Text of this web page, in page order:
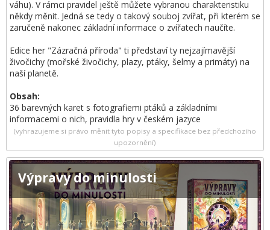
váhu). V rámci pravidel ještě můžete vybranou charakteristiku
někdy měnit. Jedná se tedy o takový souboj zvířat, při kterém se
zaručeně nakonec základní informace o zvířatech naučíte.
Edice her "Zázračná příroda" ti představí ty nejzajímavější
živočichy (mořské živočichy, plazy, ptáky, šelmy a primáty) na
naší planetě.
Obsah:
36 barevných karet s fotografiemi ptáků a základními
informacemi o nich, pravidla hry v českém jazyce
(vyhrazujeme si právo měnit tyto popisy a specifikace bez předchozího
upozornění)
Výpravy do minulosti